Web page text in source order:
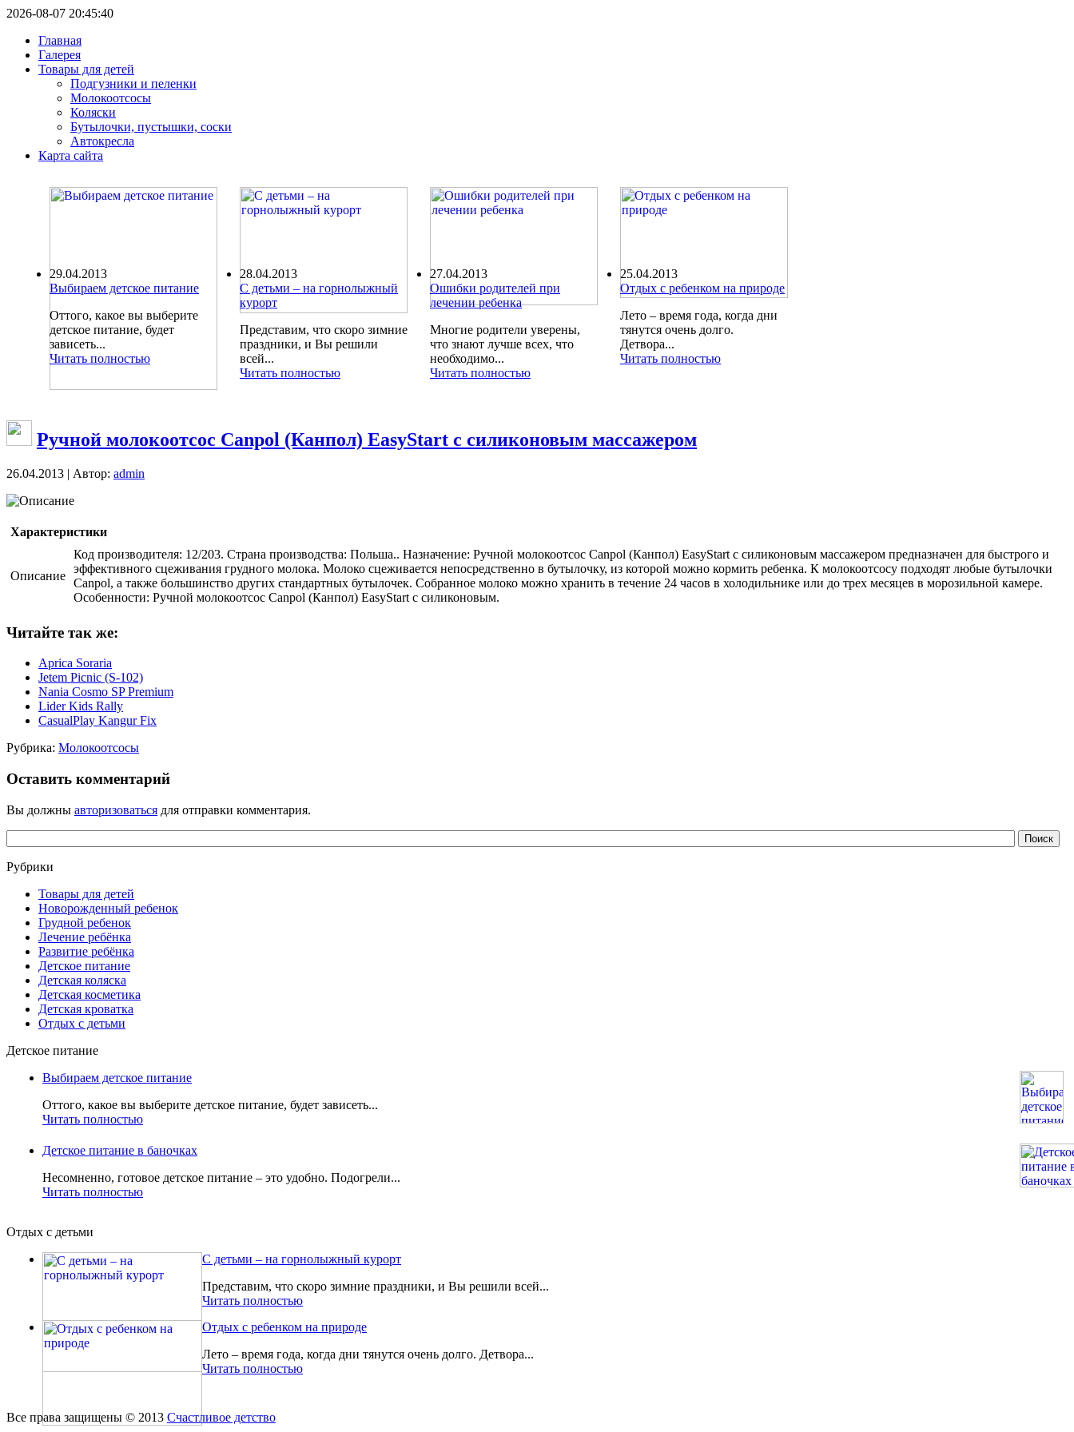
2026-08-07 20:45:40
Главная
Галерея
Товары для детей
Подгузники и пеленки
Молокоотсосы
Коляски
Бутылочки, пустышки, соски
Автокресла
Карта сайта
29.04.2013
Выбираем детское питание
Оттого, какое вы выберите
детское питание, будет
зависеть...
Читать полностью
28.04.2013
С детьми – на горнолыжный
курорт
Представим, что скоро зимние
праздники, и Вы решили
всей...
Читать полностью
27.04.2013
Ошибки родителей при
лечении ребенка
Многие родители уверены,
что знают лучше всех, что
необходимо...
Читать полностью
25.04.2013
Отдых с ребенком на природе
Лето – время года, когда дни
тянутся очень долго.
Детвора...
Читать полностью
Ручной молокоотсос Canpol (Канпол) EasyStart с силиконовым массажером
26.04.2013 | Автор: admin
Описание
Характеристики
Описание
Код производителя: 12/203. Страна производства: Польша.. Назначение: Ручной молокоотсос Canpol (Канпол) EasyStart с силиконовым массажером предназначен для быстрого и
эффективного сцеживания грудного молока. Молоко сцеживается непосредственно в бутылочку, из которой можно кормить ребенка. К молокоотсосу подходят любые бутылочки
Canpol, а также большинство других стандартных бутылочек. Собранное молоко можно хранить в течение 24 часов в холодильнике или до трех месяцев в морозильной камере.
Особенности: Ручной молокоотсос Canpol (Канпол) EasyStart с силиконовым.
Читайте так же:
Aprica Soraria
Jetem Picnic (S-102)
Nania Cosmo SP Premium
Lider Kids Rally
CasualPlay Kangur Fix
Рубрика: Молокоотсосы
Оставить комментарий
Вы должны авторизоваться для отправки комментария.
Рубрики
Товары для детей
Новорожденный ребенок
Грудной ребенок
Лечение ребёнка
Развитие ребёнка
Детское питание
Детская коляска
Детская косметика
Детская кроватка
Отдых с детьми
Детское питание
Выбираем детское питание
Оттого, какое вы выберите детское питание, будет зависеть...
Читать полностью
Детское питание в баночках
Несомненно, готовое детское питание – это удобно. Подогрели...
Читать полностью
Отдых с детьми
С детьми – на горнолыжный курорт
Представим, что скоро зимние праздники, и Вы решили всей...
Читать полностью
Отдых с ребенком на природе
Лето – время года, когда дни тянутся очень долго. Детвора...
Читать полностью
Все права защищены © 2013 Счастливое детство